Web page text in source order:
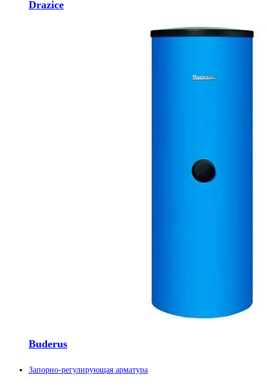
Drazice
Buderus
Запорно-регулирующая арматура